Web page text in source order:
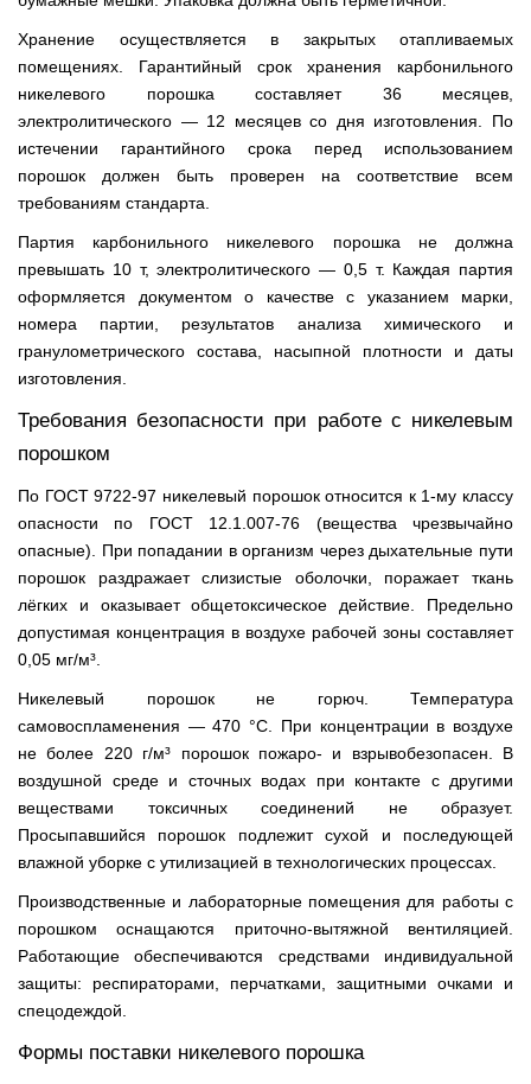
Хранение осуществляется в закрытых отапливаемых
помещениях. Гарантийный срок хранения карбонильного
никелевого порошка составляет 36 месяцев,
электролитического — 12 месяцев со дня изготовления. По
истечении гарантийного срока перед использованием
порошок должен быть проверен на соответствие всем
требованиям стандарта.
Партия карбонильного никелевого порошка не должна
превышать 10 т, электролитического — 0,5 т. Каждая партия
оформляется документом о качестве с указанием марки,
номера партии, результатов анализа химического и
гранулометрического состава, насыпной плотности и даты
изготовления.
Требования безопасности при работе с никелевым
порошком
По ГОСТ 9722-97 никелевый порошок относится к 1-му классу
опасности по ГОСТ 12.1.007-76 (вещества чрезвычайно
опасные). При попадании в организм через дыхательные пути
порошок раздражает слизистые оболочки, поражает ткань
лёгких и оказывает общетоксическое действие. Предельно
допустимая концентрация в воздухе рабочей зоны составляет
0,05 мг/м³.
Никелевый порошок не горюч. Температура
самовоспламенения — 470 °С. При концентрации в воздухе
не более 220 г/м³ порошок пожаро- и взрывобезопасен. В
воздушной среде и сточных водах при контакте с другими
веществами токсичных соединений не образует.
Просыпавшийся порошок подлежит сухой и последующей
влажной уборке с утилизацией в технологических процессах.
Производственные и лабораторные помещения для работы с
порошком оснащаются приточно-вытяжной вентиляцией.
Работающие обеспечиваются средствами индивидуальной
защиты: респираторами, перчатками, защитными очками и
спецодеждой.
Формы поставки никелевого порошка